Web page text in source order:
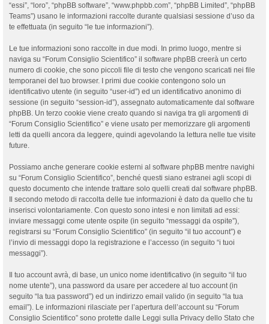
“essi”, “loro”, “phpBB software”, “www.phpbb.com”, “phpBB Limited”, “phpBB
Teams”) usano le informazioni raccolte durante qualsiasi sessione d’uso da
te effettuata (in seguito “le tue informazioni”).
Le tue informazioni sono raccolte in due modi. In primo luogo, mentre si
naviga su “Forum Consiglio Scientifico” il software phpBB creerà un certo
numero di cookie, che sono piccoli file di testo che vengono scaricati nei file
temporanei del tuo browser. I primi due cookie contengono solo un
identificativo utente (in seguito “user-id”) ed un identificativo anonimo di
sessione (in seguito “session-id”), assegnato automaticamente dal software
phpBB. Un terzo cookie viene creato quando si naviga tra gli argomenti di
“Forum Consiglio Scientifico” e viene usato per memorizzare gli argomenti
letti da quelli ancora da leggere, quindi agevolando la lettura nelle tue visite
future.
Possiamo anche generare cookie esterni al software phpBB mentre navighi
su “Forum Consiglio Scientifico”, benché questi siano estranei agli scopi di
questo documento che intende trattare solo quelli creati dal software phpBB.
Il secondo metodo di raccolta delle tue informazioni è dato da quello che tu
inserisci volontariamente. Con questo sono intesi e non limitati ad essi:
inviare messaggi come utente ospite (in seguito “messaggi da ospite”),
registrarsi su “Forum Consiglio Scientifico” (in seguito “il tuo account”) e
l’invio di messaggi dopo la registrazione e l’accesso (in seguito “i tuoi
messaggi”).
Il tuo account avrà, di base, un unico nome identificativo (in seguito “il tuo
nome utente”), una password da usare per accedere al tuo account (in
seguito “la tua password”) ed un indirizzo email valido (in seguito “la tua
email”). Le informazioni rilasciate per l’apertura dell’account su “Forum
Consiglio Scientifico” sono protette dalle Leggi sulla Privacy dello Stato che